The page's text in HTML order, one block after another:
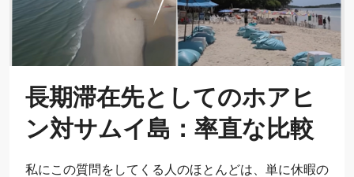
長期滞在先としてのホアヒ
ン対サムイ島：率直な比較
私にこの質問をしてくる人のほとんどは、単に休暇の